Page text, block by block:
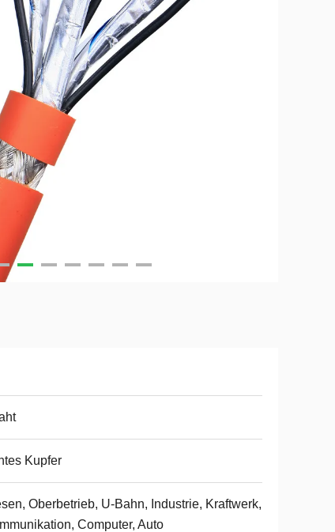
Kupfer
Oberbetrieb, U-Bahn, Industrie, Kraftwerk,
Computer, Auto